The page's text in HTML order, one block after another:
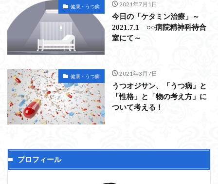
健康・うつ病 2021年7月1日
今日の「ケタミン治療」～
2021.7.1 ○○病院精神科待合
室にて～
健康・うつ病 2021年3月7日
うつオジサン、「うつ病」と
「性格」と「物の考え方」に
ついて考える！
プロフィール